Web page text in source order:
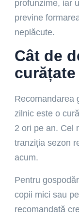
profunzime, iar
previne
neplăcute.
Cât de
Recomandarea
zilnic este o
2 ori pe an. Cel
tranziția sezon
acum.
Pentru
copii mici sau
recomandată